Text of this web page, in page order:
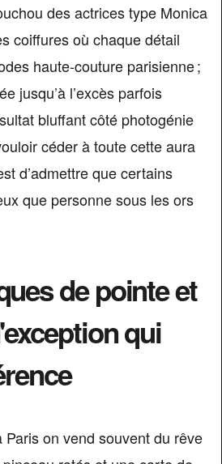
des actrices type Monica
coiffures où chaque détail
haute-couture parisienne ;
jusqu’à l’excès parfois
bluffant côté photogénie
céder à toute cette aura
d’admettre que certains
que personne sous les ors
de pointe et
qui
on vend souvent du rêve